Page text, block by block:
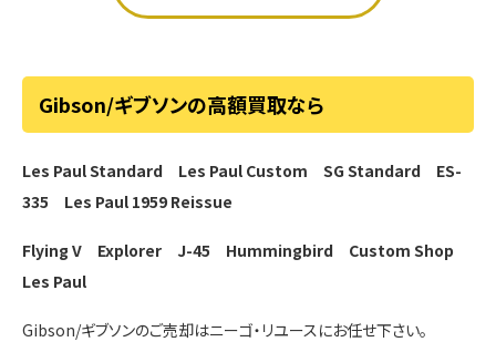
Gibson/ギブソンの高額買取なら
Les Paul Standard Les Paul Custom SG Standard ES-
335 Les Paul 1959 Reissue
Flying V Explorer J-45 Hummingbird Custom Shop
Les Paul
Gibson/ギブソンのご売却はニーゴ・リユースにお任せ下さい。